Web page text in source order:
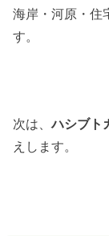
海岸・河原・住
す。
次は、ハシブト
えします。